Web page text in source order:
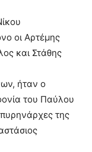
οι Αρτέμης
και Στάθης
ήταν ο
του Παύλου
της